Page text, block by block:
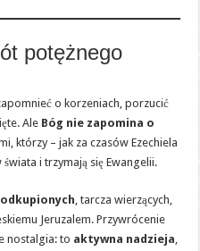
potężnego
o korzeniach, porzucić
Ale Bóg nie zapomina o
którzy – jak za czasów Ezechiela
i trzymają się Ewangelii.
, tarcza wierzących,
Jeruzalem. Przywrócenie
nostalgia: to aktywna nadzieja,